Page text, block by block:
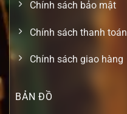
Chính sách bảo mật
Chính sách thanh toán
Chính sách giao hàng
BẢN ĐỒ